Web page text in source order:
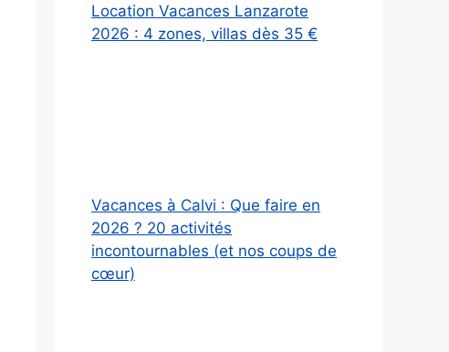
Location Vacances Lanzarote
2026 : 4 zones, villas dès 35 €
Vacances à Calvi : Que faire en
2026 ? 20 activités
incontournables (et nos coups de
cœur)